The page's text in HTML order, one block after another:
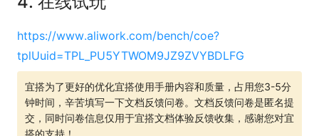
https://www.aliwork.com/bench/coe?
tplUuid=TPL_PU5YTWOM9JZ9ZVYBDLFG
宜搭为了更好的优化宜搭使用手册内容和质量，占用您3-5分
钟时间，辛苦填写一下文档反馈问卷。文档反馈问卷是匿名提
交，同时问卷信息仅用于宜搭文档体验反馈收集，感谢您对宜
搭的支持！